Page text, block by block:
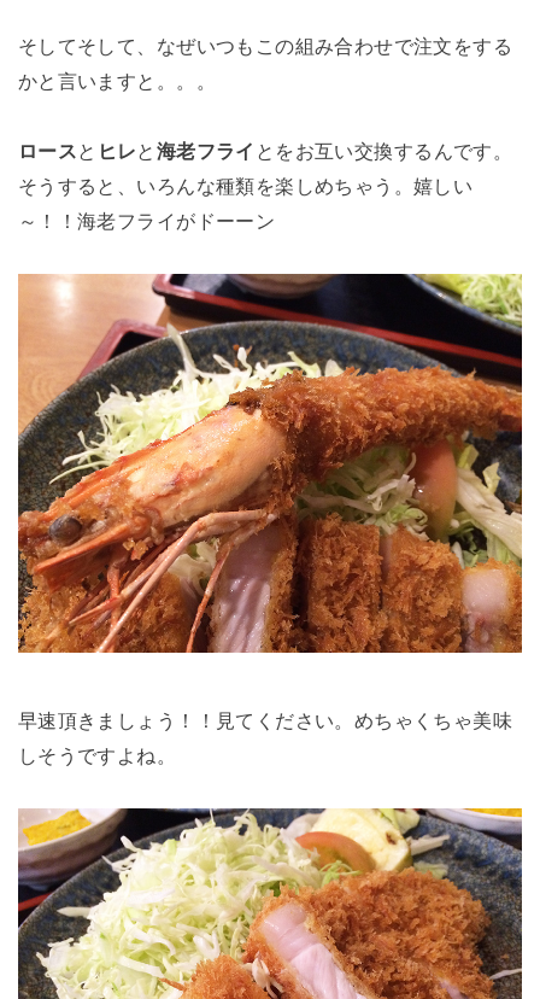
そしてそして、なぜいつもこの組み合わせで注文をする
かと言いますと。。。
ロースと ヒレと 海老フライ とをお互い交換するんです。
そうすると、いろんな種類を楽しめちゃう。嬉しい
～！！海老フライがドーーン
早速頂きましょう！！見てください。めちゃくちゃ美味
しそうですよね。